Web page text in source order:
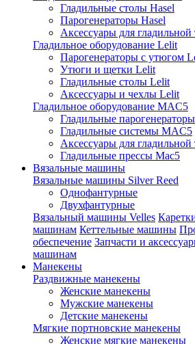
Гладильные столы Hasel
Парогенераторы Hasel
Аксессуары для гладильной
Гладильное оборудование Lelit
Парогенераторы с утюгом
Утюги и щетки Lelit
Гладильные столы Lelit
Аксессуары и чехлы Lelit
Гладильное оборудование MAC5
Гладильные
Гладильные системы MAC5
Аксессуары для
Гладильные прессы Mac5
Вязальные машины
Вязальные машины Silver Reed
Однофантурные
Двухфантурные
Вязальный машины Velles
машинам Кеттельные машины
обеспечение Запчасти и
машинам
Манекены
Раздвижные манекены
Женские манекены
Мужские манекены
Детские манекены
Мягкие портновские манекены
Женские мягкие манекены